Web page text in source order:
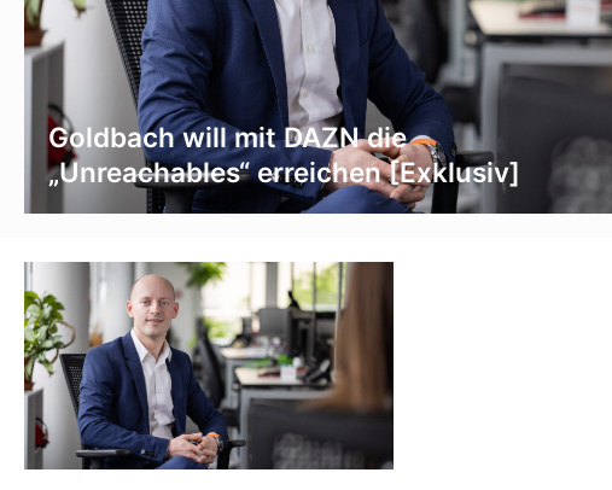
Goldbach will mit DAZN die
„Unreachables“ erreichen [Exklusiv]